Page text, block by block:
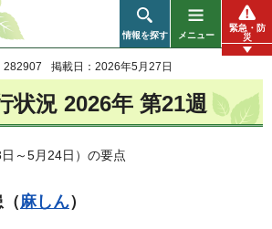
情報を探す メニュー
緊急・防
災
282907 掲載日：2026年5月27日
状況 2026年 第21週
～5月24日）の要点
麻しん）